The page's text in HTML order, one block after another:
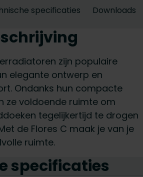
specificaties Downloads
zijn populaire
elegante ontwerp en
Ondanks hun compacte
ze voldoende ruimte om
tegelijkertijd te drogen
de Flores C maak je van je
ruimte.
specificaties